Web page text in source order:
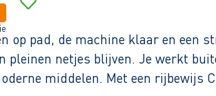
op pad, de machine klaar en
pleinen netjes blijven. Je werkt
middelen. Met een rijbewijs